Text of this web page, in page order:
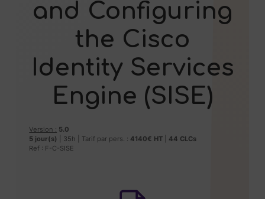
and Configuring
the Cisco
Identity Services
Engine (SISE)
Version : 5.0
5 jour(s)
| 35h | Tarif par pers. : 4140€ HT 44 CLCs
Ref : F-C-SISE